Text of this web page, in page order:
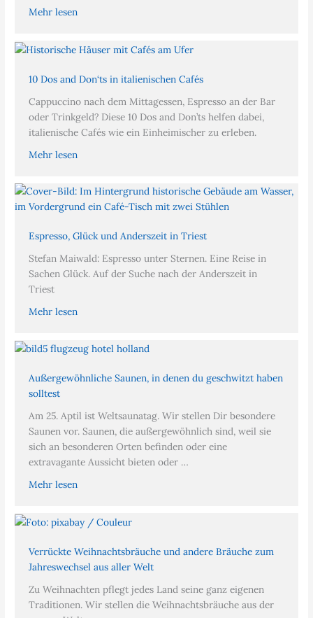
Mehr lesen
10 Dos and Don‘ts in italienischen Cafés
Cappuccino nach dem Mittagessen, Espresso an der Bar
oder Trinkgeld? Diese 10 Dos and Don’ts helfen dabei,
italienische Cafés wie ein Einheimischer zu erleben.
Mehr lesen
Espresso, Glück und Anderszeit in Triest
Stefan Maiwald: Espresso unter Sternen. Eine Reise in
Sachen Glück. Auf der Suche nach der Anderszeit in
Triest
Mehr lesen
Außergewöhnliche Saunen, in denen du geschwitzt haben
solltest
Am 25. Aptil ist Weltsaunatag. Wir stellen Dir besondere
Saunen vor. Saunen, die außergewöhnlich sind, weil sie
sich an besonderen Orten befinden oder eine
extravagante Aussicht bieten oder …
Mehr lesen
Verrückte Weihnachtsbräuche und andere Bräuche zum
Jahreswechsel aus aller Welt
Zu Weihnachten pflegt jedes Land seine ganz eigenen
Traditionen. Wir stellen die Weihnachtsbräuche aus der